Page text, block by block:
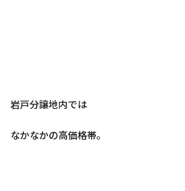
岩戸分譲地内では
なかなかの高価格帯。